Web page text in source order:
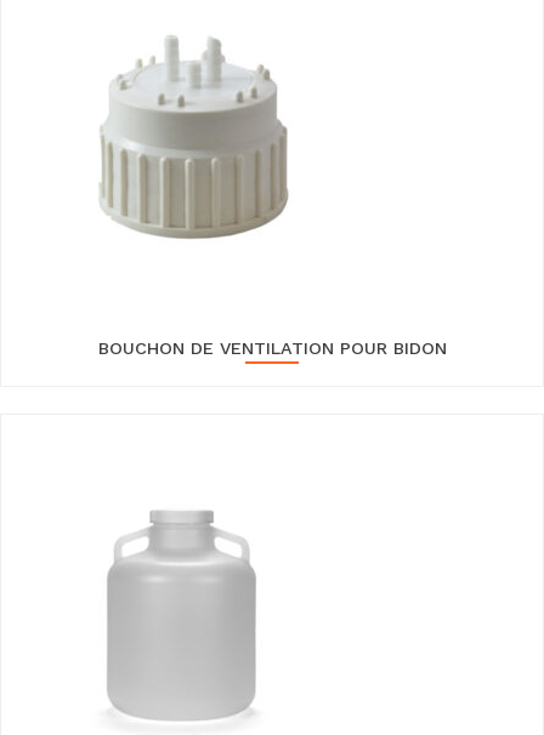
BOUCHON DE VENTILATION POUR BIDON